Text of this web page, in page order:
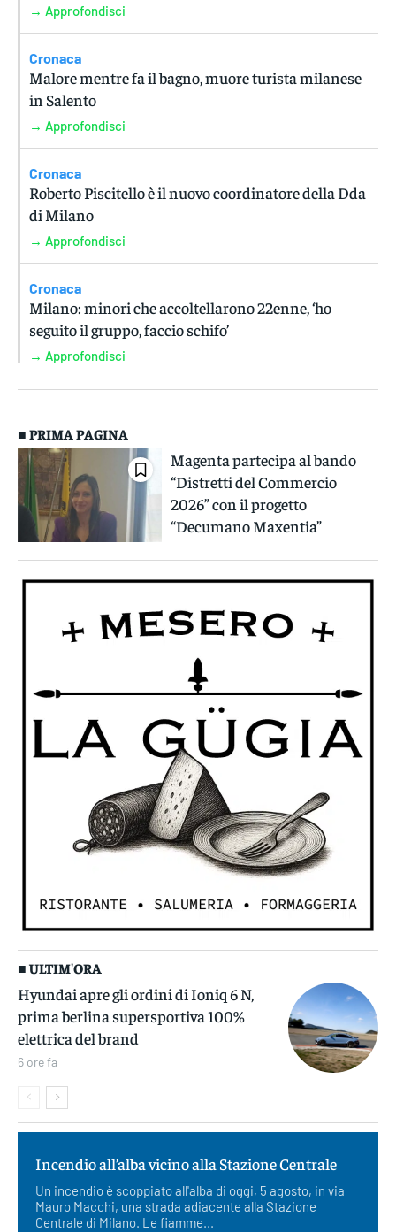
→ Approfondisci
Cronaca
Malore mentre fa il bagno, muore turista milanese
in Salento
→ Approfondisci
Cronaca
Roberto Piscitello è il nuovo coordinatore della Dda
di Milano
→ Approfondisci
Cronaca
Milano: minori che accoltellarono 22enne, ‘ho
seguito il gruppo, faccio schifo’
→ Approfondisci
■ PRIMA PAGINA
Magenta partecipa al bando
“Distretti del Commercio
2026” con il progetto
“Decumano Maxentia”
■ ULTIM'ORA
Hyundai apre gli ordini di Ioniq 6 N,
prima berlina supersportiva 100%
elettrica del brand
6 ore fa
Incendio all’alba vicino alla Stazione Centrale
Un incendio è scoppiato all'alba di oggi, 5 agosto, in via
Mauro Macchi, una strada adiacente alla Stazione
Centrale di Milano. Le fiamme...